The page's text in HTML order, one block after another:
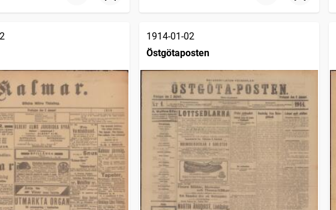
1914-01-02
Östgötaposten